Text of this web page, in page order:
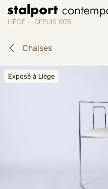
Se rendre au contenu
Chaises
Exposé à Liège